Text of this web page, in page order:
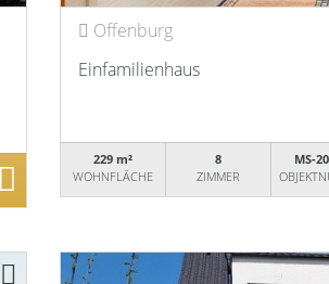
Offenburg
Einfamilienhaus
229 m²
WOHNFLÄCHE
8
ZIMMER
MS-